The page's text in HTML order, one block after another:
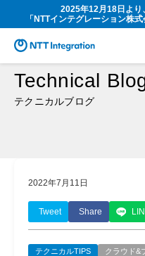
2025年12月18日より
「NTTインテグレーション株
Technical
テクニカルブログ
2022年7月11日
Tweet Share
テクニカルTIPS クラウド&